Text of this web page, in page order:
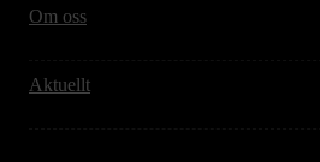
Om oss
Aktuellt